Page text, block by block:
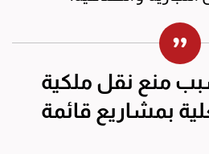
منع نقل ملكية
بمشاريع قائمة